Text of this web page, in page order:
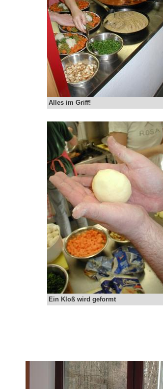
Alles im Griff!
Ein Kloß wird geformt